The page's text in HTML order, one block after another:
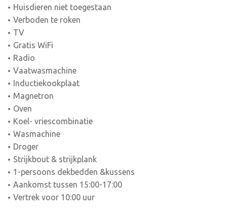
Huisdieren niet toegestaan
Verboden te roken
TV
Gratis WiFi
Radio
Vaatwasmachine
Inductiekookplaat
Magnetron
Oven
Koel- vriescombinatie
Wasmachine
Droger
Strijkbout & strijkplank
1-persoons dekbedden &kussens
Aankomst tussen 15:00-17:00
Vertrek voor 10:00 uur